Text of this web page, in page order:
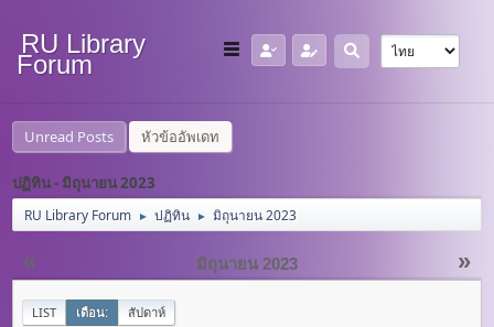
RU Library
Forum
Unread Posts หัวข้ออัพเดท
ปฏิทิน - มิถุนายน 2023
RU Library Forum ► ปฏิทิน ► มิถุนายน 2023
« »
มิถุนายน 2023
LIST เดือน: สัปดาห์